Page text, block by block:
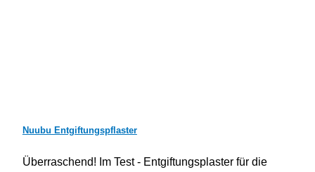
Nuubu Entgiftungspflaster
Überraschend! Im Test - Entgiftungsplaster für die